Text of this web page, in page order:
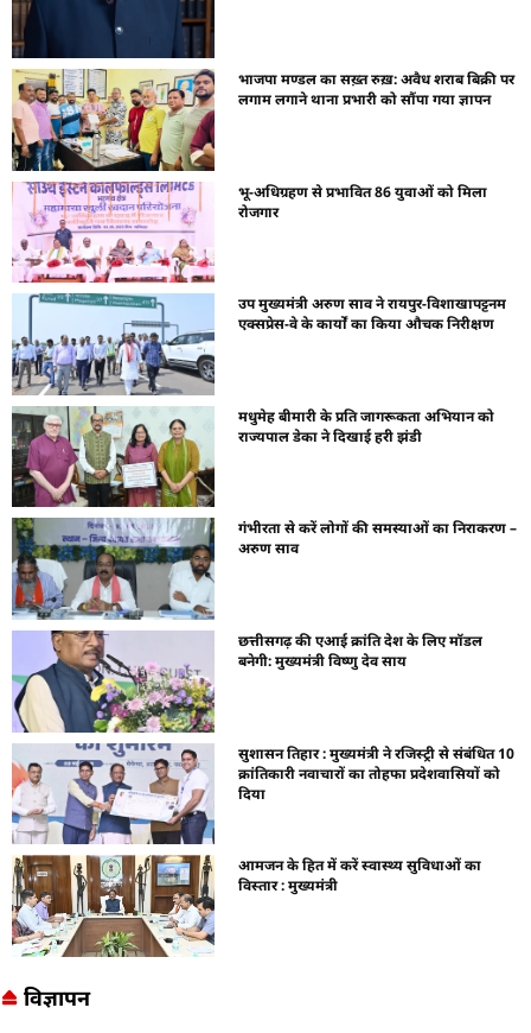
भाजपा मण्डल का सख़्त रुख़: अवैध शराब बिक्री पर
लगाम लगाने थाना प्रभारी को सौंपा गया ज्ञापन
भू-अधिग्रहण से प्रभावित 86 युवाओं को मिला
रोजगार
उप मुख्यमंत्री अरुण साव ने रायपुर-विशाखापट्टनम
एक्सप्रेस-वे के कार्यों का किया औचक निरीक्षण
मधुमेह बीमारी के प्रति जागरूकता अभियान को
राज्यपाल डेका ने दिखाई हरी झंडी
गंभीरता से करें लोगों की समस्याओं का निराकरण –
अरुण साव
छत्तीसगढ़ की एआई क्रांति देश के लिए मॉडल
बनेगी: मुख्यमंत्री विष्णु देव साय
सुशासन तिहार : मुख्यमंत्री ने रजिस्ट्री से संबंधित 10
क्रांतिकारी नवाचारों का तोहफा प्रदेशवासियों को
दिया
आमजन के हित में करें स्वास्थ्य सुविधाओं का
विस्तार : मुख्यमंत्री
विज्ञापन